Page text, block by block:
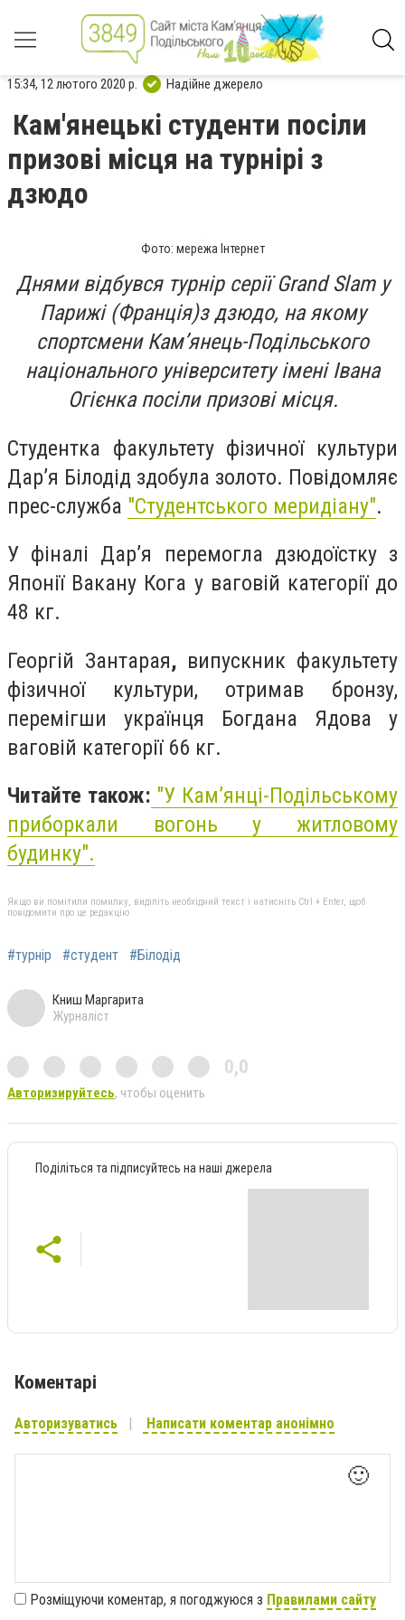
15:34, 12 лютого 2020 р. Надійне джерело
Кам'янецькі студенти посіли
призові місця на турнірі з
дзюдо
Фото: мережа Інтернет
Днями відбувся турнір серії Grand Slam у
Парижі (Франція)з дзюдо, на якому
спортсмени Кам’янець-Подільського
національного університету імені Івана
Огієнка посіли призові місця.
Студентка факультету фізичної культури
Дар’я Білодід здобула золото. Повідомляє
прес-служба "Студентського меридіану".
У фіналі Дар’я перемогла дзюдоїстку з
Японії Вакану Кога у ваговій категорії до
48 кг.
Георгій Зантарая, випускник факультету
фізичної культури, отримав бронзу,
перемігши українця Богдана Ядова у
ваговій категорії 66 кг.
Читайте також: "У Кам’янці-Подільському
приборкали вогонь у житловому
будинку".
Якщо ви помітили помилку, виділіть необхідний текст і натисніть Ctrl + Enter, щоб
повідомити про це редакцію
#турнір #студент #Білодід
Книш Маргарита
Журналіст
0,0
Авторизируйтесь, чтобы оценить
Поділіться та підписуйтесь на наші джерела
Коментарі
Авторизуватись Написати коментар анонімно
🙂
Розміщуючи коментар, я погоджуюся з Правилами сайту